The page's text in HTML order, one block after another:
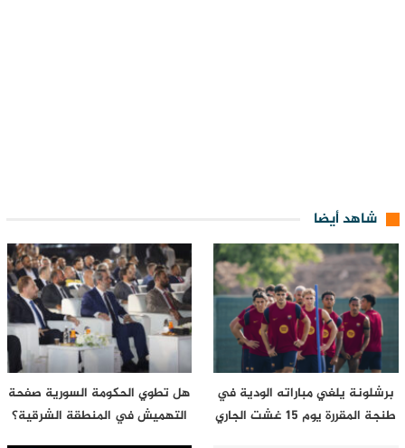
شاهد أيضا
برشلونة يلغي مباراته الودية في
طنجة المقررة يوم 15 غشت الجاري
هل تطوي الحكومة السورية صفحة
التهميش في المنطقة الشرقية؟